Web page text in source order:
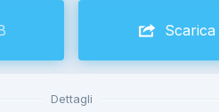
Scarica
Dettagli